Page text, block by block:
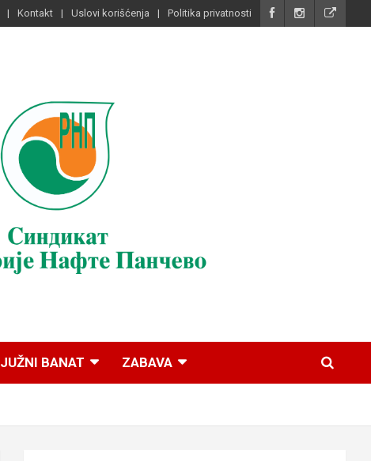
Kontakt Uslovi korišćenja Politika privatnosti
JUŽNI BANAT ZABAVA